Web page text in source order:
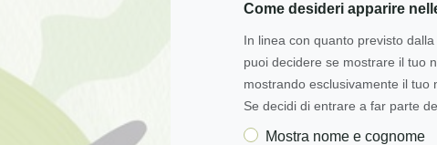
Come desideri apparire
In linea con quanto previsto
puoi decidere se mostrare il tuo
mostrando esclusivamente il tuo
Se decidi di entrare a far parte
Mostra nome e cognome